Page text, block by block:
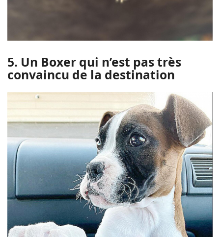
5. Un Boxer qui n’est pas très
convaincu de la destination